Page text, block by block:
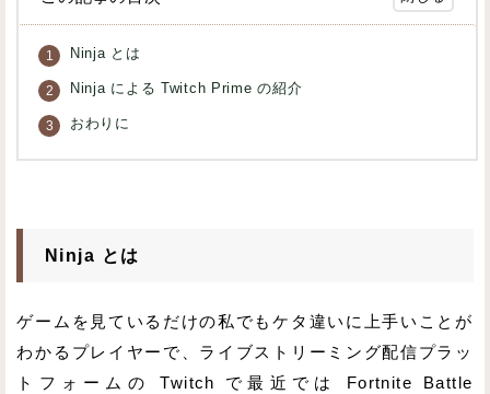
Ninja とは
Ninja による Twitch Prime の紹介
おわりに
Ninja とは
ゲームを見ているだけの私でもケタ違いに上手いことが
わかるプレイヤーで、ライブストリーミング配信プラッ
トフォームの Twitch で最近では Fortnite Battle